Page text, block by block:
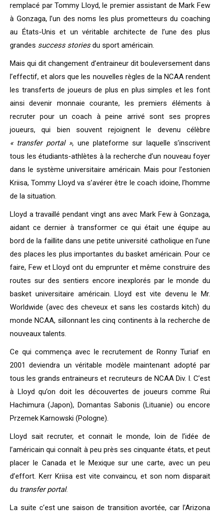
remplacé par Tommy Lloyd, le premier assistant de Mark Few
à Gonzaga, l’un des noms les plus prometteurs du coaching
au États-Unis et un véritable architecte de l’une des plus
grandes success storiesdu sport américain.
Mais qui dit changement d’entraineur dit bouleversement dans
l’effectif, et alors que les nouvelles règles de la NCAA rendent
les transferts de joueurs de plus en plus simples et les font
ainsi devenir monnaie courante, les premiers éléments à
recruter pour un coach à peine arrivé sont ses propres
joueurs, qui bien souvent rejoignent le devenu célèbre
« transfer portal », une plateforme sur laquelle s’inscrivent
tous les étudiants-athlètes à la recherche d’un nouveau foyer
dans le système universitaire américain. Mais pour l’estonien
Kriisa, Tommy Lloyd va s’avérer être le coach idoine, l’homme
de la situation.
Lloyd a travaillé pendant vingt ans avec Mark Few à Gonzaga,
aidant ce dernier à transformer ce qui était une équipe au
bord de la faillite dans une petite université catholique en l’une
des places les plus importantes du basket américain. Pour ce
faire, Few et Lloyd ont du emprunter et même construire des
routes sur des sentiers encore inexplorés par le monde du
basket universitaire américain. Lloyd est vite devenu le Mr.
Worldwide (avec des cheveux et sans les costards kitch) du
monde NCAA, sillonnant les cinq continents à la recherche de
nouveaux talents.
Ce qui commença avec le recrutement de Ronny Turiaf en
2001 deviendra un véritable modèle maintenant adopté par
tous les grands entraineurs et recruteurs de NCAA Div. I. C’est
à Lloyd qu’on doit les découvertes de joueurs comme Rui
Hachimura (Japon), Domantas Sabonis (Lituanie) ou encore
Przemek Karnowski (Pologne).
Lloyd sait recruter, et connait le monde, loin de l’idée de
l’américain qui connaît à peu près ses cinquante états, et peut
placer le Canada et le Mexique sur une carte, avec un peu
d’effort. Kerr Kriisa est vite convaincu, et son nom disparait
du transfer portal.
La suite c’est une saison de transition avortée, car l’Arizona